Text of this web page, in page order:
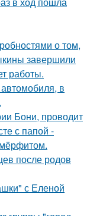
о том,
завершили
работы.
в
Бони, проводит
с папой -
после родов
с Еленой